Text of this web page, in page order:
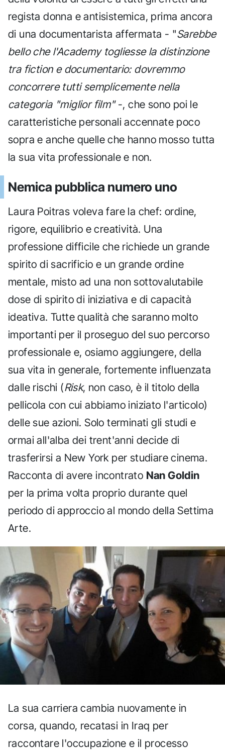
regista donna e antisistemica, prima ancora
di una documentarista affermata - "Sarebbe
bello che l'Academy togliesse la distinzione
tra fiction e documentario: dovremmo
concorrere tutti semplicemente nella
categoria "miglior film"-, che sono poi le
caratteristiche personali accennate poco
sopra e anche quelle che hanno mosso tutta
la sua vita professionale e non.
Nemica pubblica numero uno
Laura Poitras voleva fare la chef: ordine,
rigore, equilibrio e creatività. Una
professione difficile che richiede un grande
spirito di sacrificio e un grande ordine
mentale, misto ad una non sottovalutabile
dose di spirito di iniziativa e di capacità
ideativa. Tutte qualità che saranno molto
importanti per il proseguo del suo percorso
professionale e, osiamo aggiungere, della
sua vita in generale, fortemente influenzata
dalle rischi (Risk, non caso, è il titolo della
pellicola con cui abbiamo iniziato l'articolo)
delle sue azioni. Solo terminati gli studi e
ormai all'alba dei trent'anni decide di
trasferirsi a New York per studiare cinema.
Racconta di avere incontrato Nan Goldin
per la prima volta proprio durante quel
periodo di approccio al mondo della Settima
Arte.
La sua carriera cambia nuovamente in
corsa, quando, recatasi in Iraq per
raccontare l'occupazione e il processo